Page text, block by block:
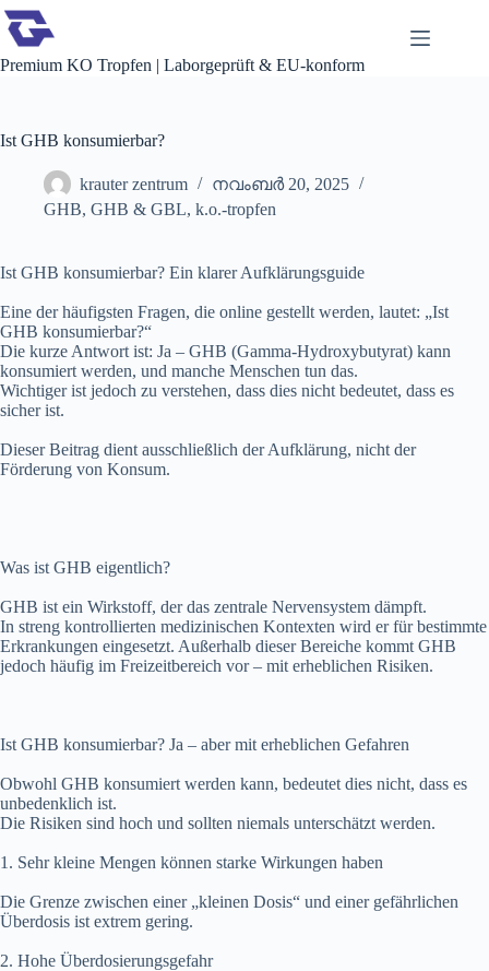
Zum
Inhalt
springen
Premium KO Tropfen | Laborgeprüft & EU-konform
Ist GHB konsumierbar?
krauter zentrum
നവംബർ 20, 2025
GHB, GHB & GBL, k.o.-tropfen
Ist GHB konsumierbar? Ein klarer Aufklärungsguide
Eine der häufigsten Fragen, die online gestellt werden, lautet: „Ist
GHB konsumierbar?“
Die kurze Antwort ist: Ja – GHB (Gamma-Hydroxybutyrat) kann
konsumiert werden, und manche Menschen tun das.
Wichtiger ist jedoch zu verstehen, dass dies nicht bedeutet, dass es
sicher ist.
Dieser Beitrag dient ausschließlich der Aufklärung, nicht der
Förderung von Konsum.
Was ist GHB eigentlich?
GHB ist ein Wirkstoff, der das zentrale Nervensystem dämpft.
In streng kontrollierten medizinischen Kontexten wird er für bestimmte
Erkrankungen eingesetzt. Außerhalb dieser Bereiche kommt GHB
jedoch häufig im Freizeitbereich vor – mit erheblichen Risiken.
Ist GHB konsumierbar? Ja – aber mit erheblichen Gefahren
Obwohl GHB konsumiert werden kann, bedeutet dies nicht, dass es
unbedenklich ist.
Die Risiken sind hoch und sollten niemals unterschätzt werden.
1. Sehr kleine Mengen können starke Wirkungen haben
Die Grenze zwischen einer „kleinen Dosis“ und einer gefährlichen
Überdosis ist extrem gering.
2. Hohe Überdosierungsgefahr